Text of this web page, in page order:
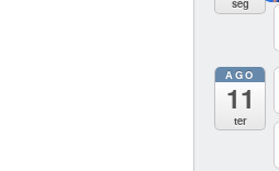
AGO
11
ter